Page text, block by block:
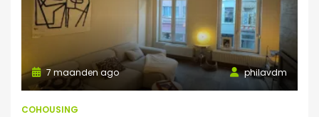
philavdm
7 maanden ago
COHOUSING